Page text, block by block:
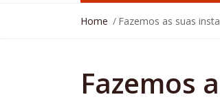
Home Fazemos as suas
Fazemos